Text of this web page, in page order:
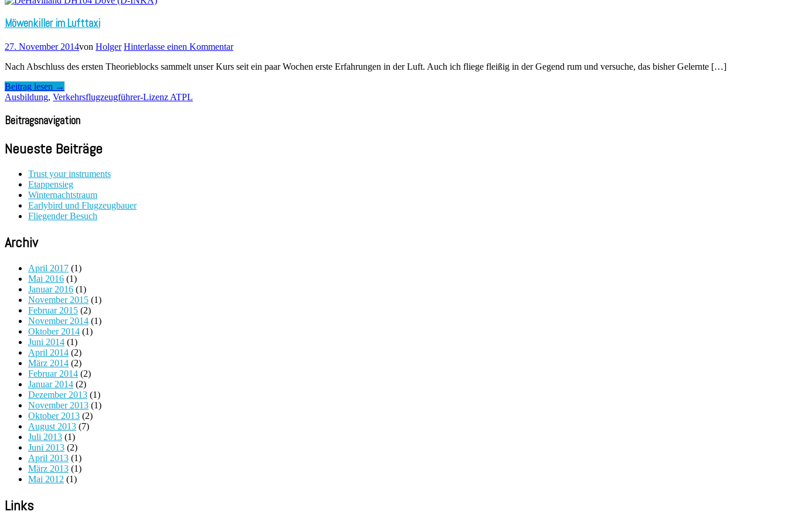
Möwenkiller im Lufttaxi
27. November 2014von Holger Hinterlasse einen Kommentar
Nach Abschluss des ersten Theorieblocks sammelt unser Kurs seit ein paar Wochen erste Erfahrungen in der Luft. Auch ich fliege fleißig in der Gegend rum und versuche, das bisher Gelernte […]
Beitrag lesen →
Ausbildung, Verkehrsflugzeugführer-Lizenz ATPL
Beitragsnavigation
Neueste Beiträge
Trust your instruments
Etappensieg
Winternachtstraum
Earlybird und Flugzeugbauer
Fliegender Besuch
Archiv
April 2017 (1)
Mai 2016 (1)
Januar 2016 (1)
November 2015 (1)
Februar 2015 (2)
November 2014 (1)
Oktober 2014 (1)
Juni 2014 (1)
April 2014 (2)
März 2014 (2)
Februar 2014 (2)
Januar 2014 (2)
Dezember 2013 (1)
November 2013 (1)
Oktober 2013 (2)
August 2013 (7)
Juli 2013 (1)
Juni 2013 (2)
April 2013 (1)
März 2013 (1)
Mai 2012 (1)
Links